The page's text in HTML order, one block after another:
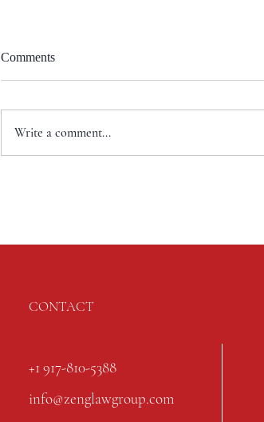
Comments
Write a comment...
CONTACT
+1 917-810-5388
info@zenglawgroup.com